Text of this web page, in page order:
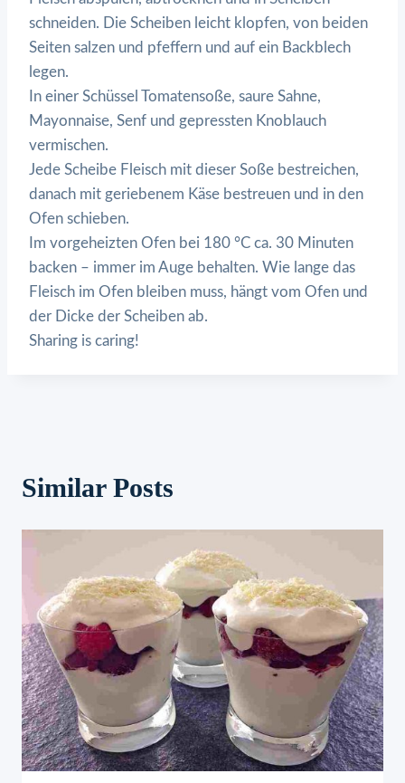
schneiden. Die Scheiben leicht klopfen, von beiden
Seiten salzen und pfeffern und auf ein Backblech
legen.
In einer Schüssel Tomatensoße, saure Sahne,
Mayonnaise, Senf und gepressten Knoblauch
vermischen.
Jede Scheibe Fleisch mit dieser Soße bestreichen,
danach mit geriebenem Käse bestreuen und in den
Ofen schieben.
Im vorgeheizten Ofen bei 180 °C ca. 30 Minuten
backen – immer im Auge behalten. Wie lange das
Fleisch im Ofen bleiben muss, hängt vom Ofen und
der Dicke der Scheiben ab.
Sharing is caring!
Similar Posts